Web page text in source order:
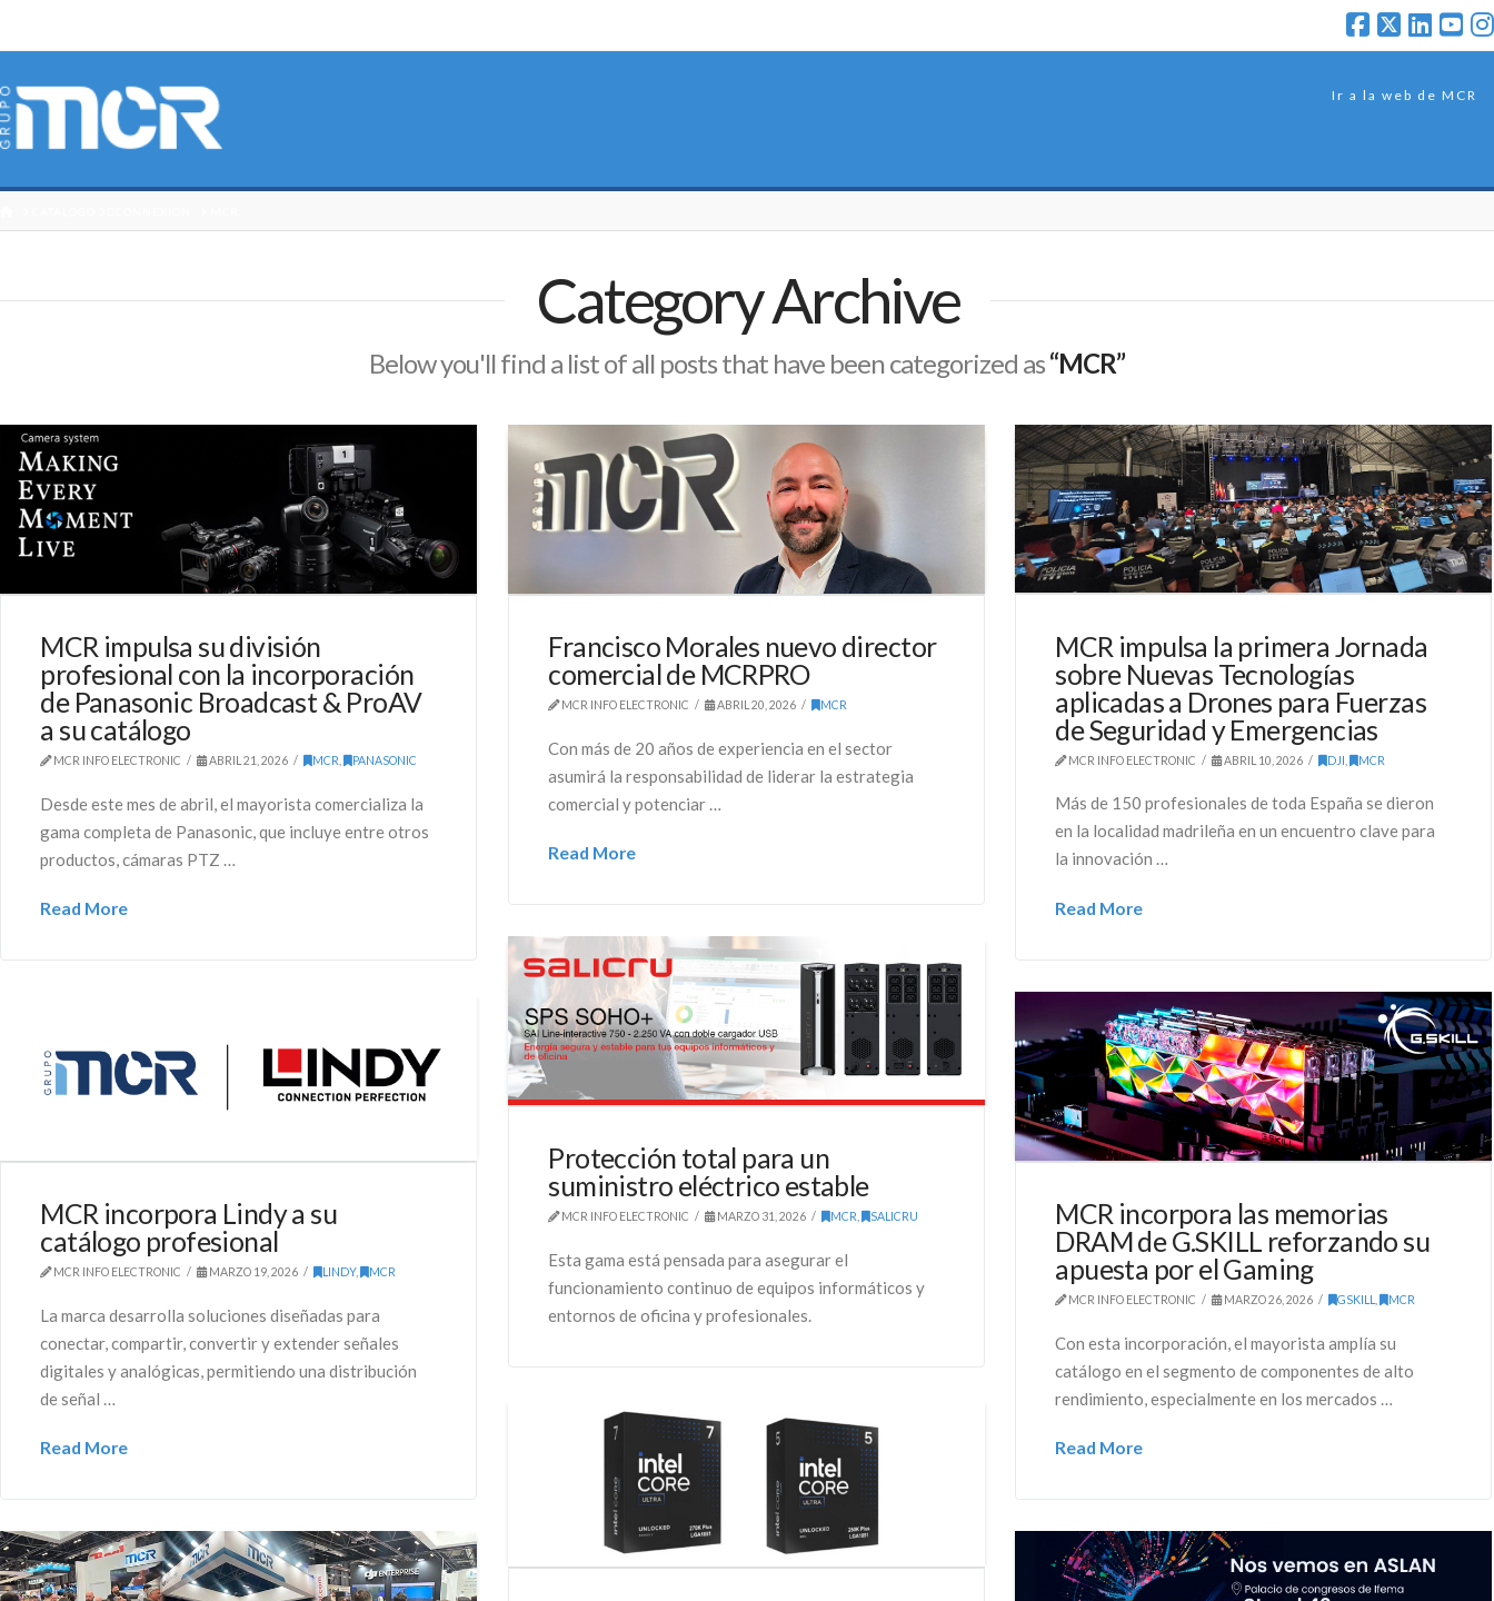
Ir a la web de MCR
Category Archive
Below you'll find a list of all posts that have been categorized as“MCR”
MCR impulsa su división
profesional con la incorporación
de Panasonic Broadcast & ProAV
a su catálogo
MCR INFO ELECTRONIC ABRIL 21, 2026 MCR , PANASONIC
Desde este mes de abril, el mayorista comercializa la
gama completa de Panasonic, que incluye entre otros
productos, cámaras PTZ …
Read More
Francisco Morales nuevo director
comercial de MCRPRO
MCR INFO ELECTRONIC ABRIL 20, 2026 MCR
Con más de 20 años de experiencia en el sector
asumirá la responsabilidad de liderar la estrategia
comercial y potenciar …
Read More
MCR impulsa la primera Jornada
sobre Nuevas Tecnologías
aplicadas a Drones para Fuerzas
de Seguridad y Emergencias
MCR INFO ELECTRONIC ABRIL 10, 2026 DJI , MCR
Más de 150 profesionales de toda España se dieron
en la localidad madrileña en un encuentro clave para
la innovación …
Read More
Protección total para un
suministro eléctrico estable
MCR INFO ELECTRONIC MARZO 31, 2026 MCR , SALICRU
Esta gama está pensada para asegurar el
funcionamiento continuo de equipos informáticos y
entornos de oficina y profesionales.
MCR incorpora las memorias
DRAM de G.SKILL reforzando su
apuesta por el Gaming
MCR INFO ELECTRONIC MARZO 26, 2026 GSKILL , MCR
Con esta incorporación, el mayorista amplía su
catálogo en el segmento de componentes de alto
rendimiento, especialmente en los mercados …
Read More
MCR incorpora Lindy a su
catálogo profesional
MCR INFO ELECTRONIC MARZO 19, 2026 LINDY, MCR
La marca desarrolla soluciones diseñadas para
conectar, compartir, convertir y extender señales
digitales y analógicas, permitiendo una distribución
de señal …
Read More